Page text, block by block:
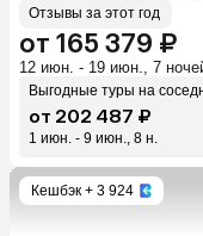
Отзывы за этот год
от 165 379 ₽
12 июн. - 19 июн., 7
Выгодные туры на
от 202 487 ₽
1 июн. - 9 июн., 8 н.
Кешбэк + 3 924